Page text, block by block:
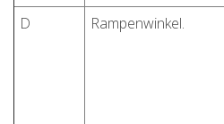
D
Rampenwinkel.